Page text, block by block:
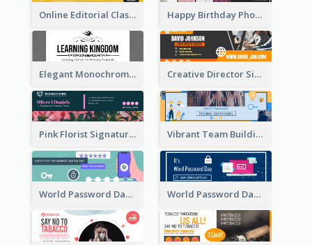
Online Editorial Class Promotion Email Header Happy Birthday Photo Frames Email Header
Elegant Monochrome Learning Center Email Header Creative Director Signature Email Header
Pink Florist Signature Email Header Vibrant Team Building Organization Email Header Design
World Password Day Voting Email Header World Password Day Awareness Email Header